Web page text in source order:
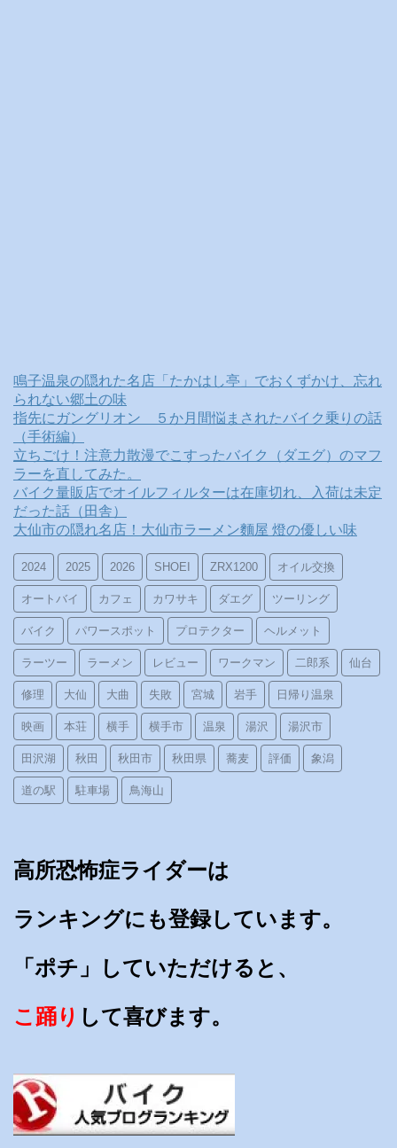
鳴子温泉の隠れた名店「たかはし亭」でおくずかけ、忘れ
られない郷土の味
指先にガングリオン ５か月間悩まされたバイク乗りの話
（手術編）
立ちごけ！注意力散漫でこすったバイク（ダエグ）のマフ
ラーを直してみた。
バイク量販店でオイルフィルターは在庫切れ、入荷は未定
だった話（田舎）
大仙市の隠れ名店！大仙市ラーメン麵屋 燈の優しい味
2024 2025 2026 SHOEI ZRX1200 オイル交換
オートバイ カフェ カワサキ ダエグ ツーリング
バイク パワースポット プロテクター ヘルメット
ラーツー ラーメン レビュー ワークマン 二郎系 仙台
修理 大仙 大曲 失敗 宮城 岩手 日帰り温泉
映画 本荘 横手 横手市 温泉 湯沢 湯沢市
田沢湖 秋田 秋田市 秋田県 蕎麦 評価 象潟
道の駅 駐車場 鳥海山
高所恐怖症ライダーは
ランキングにも登録しています。
「ポチ」していただけると、
こ踊り して喜びます。